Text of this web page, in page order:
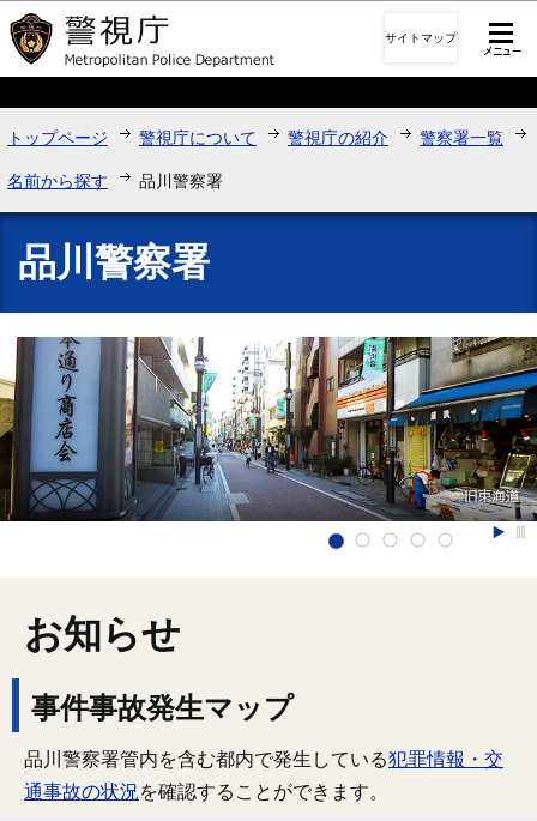
このページの本文へ移動
サイトマップ
トップページ 警視庁について 警視庁の紹介 警察署一覧
名前から探す 品川警察署
品川警察署
お知らせ
事件事故発生マップ
品川警察署管内を含む都内で発生している犯罪情報・交
通事故の状況を確認することができます。